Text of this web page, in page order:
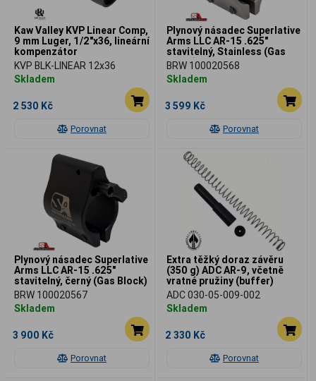
Porovnat
Kaw Valley KVP Linear Comp,
9 mm Luger, 1/2"x36, lineární
kompenzátor
KVP BLK-LINEAR 12x36
Skladem
2 530 Kč
Porovnat
Plynový násadec Superlative
Arms LLC AR-15 .625"
stavitelný, Stainless (Gas
Block)
BRW 100020568
Skladem
3 599 Kč
Porovnat
Plynový násadec Superlative
Arms LLC AR-15 .625"
stavitelný, černý (Gas Block)
BRW 100020567
Skladem
3 900 Kč
Porovnat
Extra těžký doraz závěru
(350 g) ADC AR-9, včetně
vratné pružiny (buffer)
ADC 030-05-009-002
Skladem
2 330 Kč